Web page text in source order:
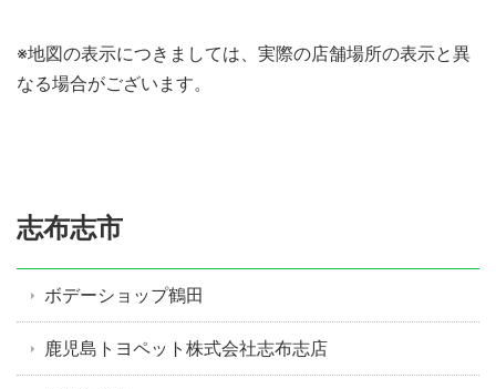
※地図の表示につきましては、実際の店舗場所の表示と異
なる場合がございます。
志布志市
ボデーショップ鶴田
鹿児島トヨペット株式会社志布志店